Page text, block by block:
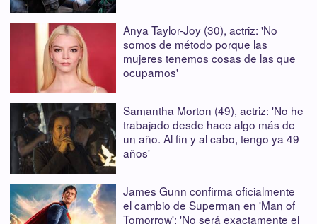
Anya Taylor-Joy (30), actriz: 'No
somos de método porque las
mujeres tenemos cosas de las que
ocuparnos'
Samantha Morton (49), actriz: 'No he
trabajado desde hace algo más de
un año. Al fin y al cabo, tengo ya 49
años'
James Gunn confirma oficialmente
el cambio de Superman en 'Man of
Tomorrow': 'No será exactamente el